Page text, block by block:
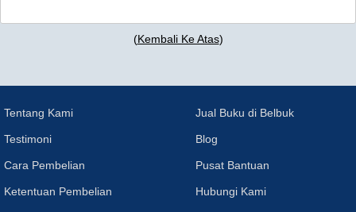
(Kembali Ke Atas)
Tentang Kami
Testimoni
Cara Pembelian
Ketentuan Pembelian
Jual Buku di Belbuk
Blog
Pusat Bantuan
Hubungi Kami